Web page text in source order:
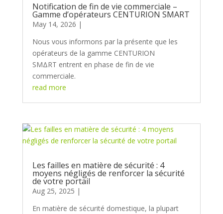
Notification de fin de vie commerciale –
Gamme d’opérateurs CENTURION SMART
May 14, 2026
Nous vous informons par la présente que les
opérateurs de la gamme CENTURION
SMΔRT entrent en phase de fin de vie
commerciale.
read more
Les failles en matière de sécurité : 4
moyens négligés de renforcer la sécurité
de votre portail
Aug 25, 2025
En matière de sécurité domestique, la plupart